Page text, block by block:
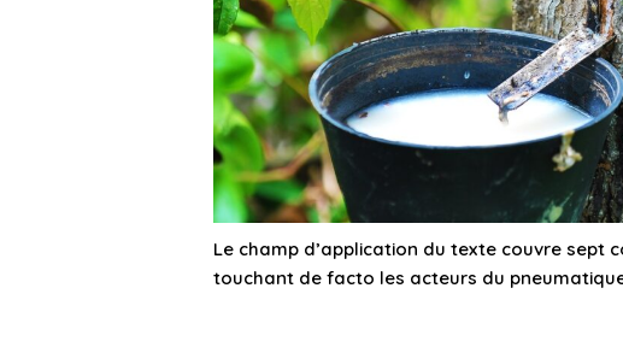
Le champ d’application du texte couvre sept
touchant de facto les acteurs du